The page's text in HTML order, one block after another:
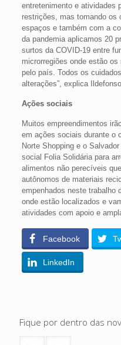
entretenimento e atividades
restrições, mas tomando os
espaços e também com a
da pandemia aplicamos 20
surtos da COVID-19 entre
microrregiões onde estão
pelo país. Todos os
alterações”, explica Ildefonso.
Ações sociais
Muitos empreendimentos
em ações sociais durante o
Norte Shopping e o
social Folia Solidária para
alimentos não perecíveis
autônomos de materiais
empenhados neste trabalho
onde estão localizados e
atividades com apoio e
Facebook
LinkedIn
Fique por dentro das